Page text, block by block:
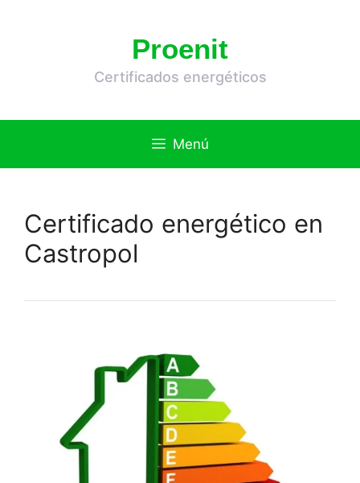
Proenit
Certificados energéticos
Menú
Certificado energético en
Castropol